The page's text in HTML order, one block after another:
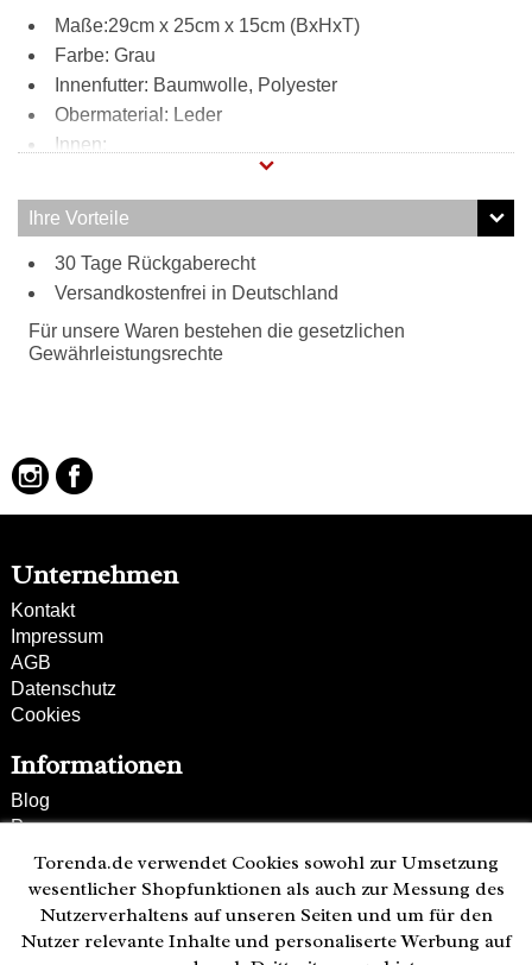
Maße:29cm x 25cm x 15cm (BxHxT)
Farbe: Grau
Innenfutter: Baumwolle, Polyester
Obermaterial: Leder
Innen:
1 Reißverschlussfach
3 Steckfächer
Tragweise:
Schulterriemen
Besonderheiten:
verstellbarer Schultergurt
Ihre Vorteile
30 Tage Rückgaberecht
Versandkostenfrei in Deutschland
Für unsere Waren bestehen die gesetzlichen
Gewährleistungsrechte
Unternehmen
Kontakt
Impressum
AGB
Datenschutz
Cookies
Informationen
Blog
Presse
Partner
Versand und Zahlung
Bestellung wiederrufen
Kunden-Hotline
Torenda.de verwendet Cookies sowohl zur Umsetzung
wesentlicher Shopfunktionen als auch zur Messung des
Nutzerverhaltens auf unseren Seiten und um für den
Nutzer relevante Inhalte und personaliserte Werbung auf